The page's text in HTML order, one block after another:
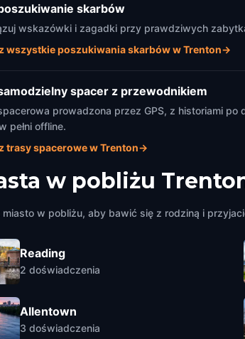
skarbów
wskazówki i zagadki przy prawdziwych
wszystkie poszukiwania skarbów w Trenton→
spacer z przewodnikiem
prowadzona przez GPS, z historiami po
pełni offline.
trasy spacerowe w Trenton→
w pobliżu
miasto w pobliżu, aby bawić się z rodziną i
Reading
2 doświadczenia
Allentown
3 doświadczenia